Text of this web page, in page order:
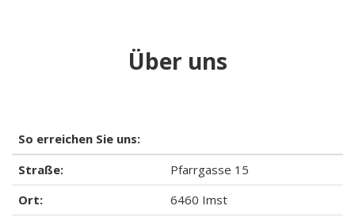
Über uns
So erreichen Sie uns:
Straße:
Pfarrgasse 15
Ort:
6460 Imst